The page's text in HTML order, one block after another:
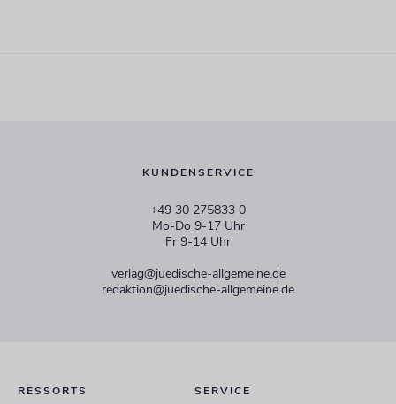
KUNDENSERVICE
+49 30 275833 0
Mo-Do 9-17 Uhr
Fr 9-14 Uhr
verlag@juedische-allgemeine.de
redaktion@juedische-allgemeine.de
RESSORTS SERVICE